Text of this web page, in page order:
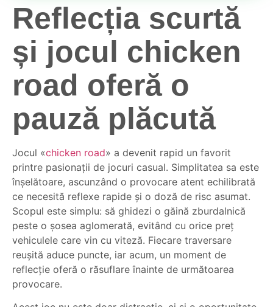
Reflecția scurtă
și jocul chicken
road oferă o
pauză plăcută
Jocul «chicken road» a devenit rapid un favorit
printre pasionații de jocuri casual. Simplitatea sa este
înșelătoare, ascunzând o provocare atent echilibrată
ce necesită reflexe rapide și o doză de risc asumat.
Scopul este simplu: să ghidezi o găină zburdalnică
peste o șosea aglomerată, evitând cu orice preț
vehiculele care vin cu viteză. Fiecare traversare
reușită aduce puncte, iar acum, un moment de
reflecție oferă o răsuflare înainte de următoarea
provocare.